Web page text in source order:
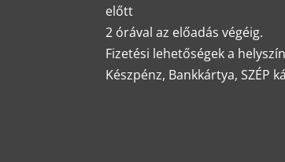
előtt
2 órával az előadás végéig.
Fizetési lehetőségek a
Készpénz, Bankkártya, SZÉP